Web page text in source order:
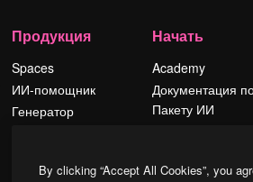
Продукция
Spaces
ИИ-помощник
Генератор
Начать
Academy
Документация
Пакету ИИ
Условия и
By clicking “Accept All Cookies”, you